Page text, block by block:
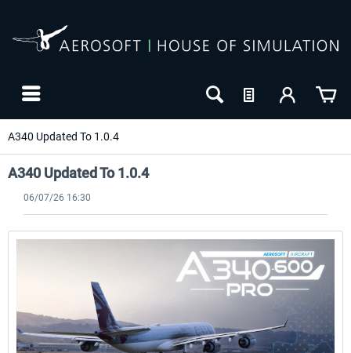
A340 Updated To 1.0.4
A340 Updated To 1.0.4
06/07/26 16:30